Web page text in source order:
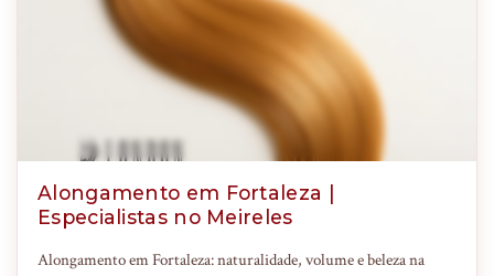
Alongamento em Fortaleza |
Especialistas no Meireles
Alongamento em Fortaleza: naturalidade, volume e beleza na